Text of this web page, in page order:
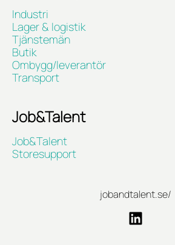
Industri
Lager & logistik
Tjänstemän
Butik
Ombygg/leverantör
Transport
Job&Talent
Job&Talent
Storesupport
jobandtalent.se/